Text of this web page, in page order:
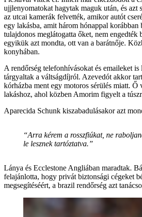
ujjlenyomatokat hagytak maguk után, és azt
az utcai kamerák felvették, amikor autót
egy lakásba, amit három hónappal
tulajdonos meglátogatta őket, nem engedték
egyikük azt mondta, ott van a barátnője.
konyhában.
A rendőrség telefonhívásokat és emaileket
tárgyaltak a váltságdíjról. Azevedót akkor
kórházba ment egy motoros sérülés miatt. Ő
lakáshoz, ahol közben Amorim figyelt a
Aparecida Schunk kiszabadulásakor azt
“Arra kérem a rosszfiúkat, ne
le lesznek tartóztatva.”
Lánya és Ecclestone Angliában maradtak.
felajánlotta, hogy privát biztonsági cégeket
megsegítéséért, a brazil rendőrség azt